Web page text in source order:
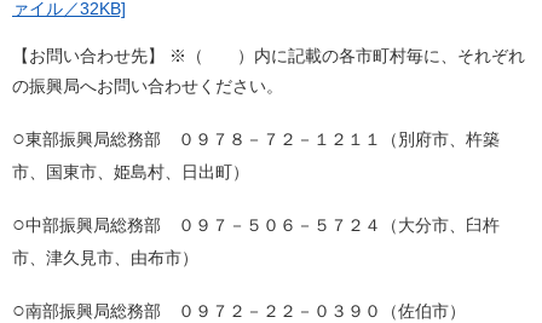
ァイル／32KB]
【お問い合わせ先】 ※（ ）内に記載の各市町村毎に、それぞれ
の振興局へお問い合わせください。
○東部振興局総務部 ０９７８－７２－１２１１（別府市、杵築
市、国東市、姫島村、日出町）
○中部振興局総務部 ０９７－５０６－５７２４（大分市、臼杵
市、津久見市、由布市）
○南部振興局総務部 ０９７２－２２－０３９０（佐伯市）